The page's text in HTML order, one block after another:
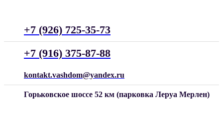
+7 (926) 725-35-73
+7 (916) 375-87-88
kontakt.vashdom@yandex.ru
Горьковское шоссе 52 км (парковка Леруа Мерлен)